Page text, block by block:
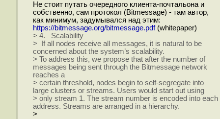
Не стоит путать очередного клиента-почтальона и
собственно, cам протокол (Bitmessage) - там автор,
как минимум, задумывался над этим:
https://bitmessage.org/bitmessage.pdf(whitepaper)
> 4. Scalability
> If all nodes receive all messages, it is natural to be
concerned about the system’s scalability.
> To address this, we propose that after the number of
messages being sent through the Bitmessage network
reaches a
> certain threshold, nodes begin to self‐segregate into
large clusters or streams. Users would start out using
> only stream 1. The stream number is encoded into each
address. Streams are arranged in a hierarchy.
>